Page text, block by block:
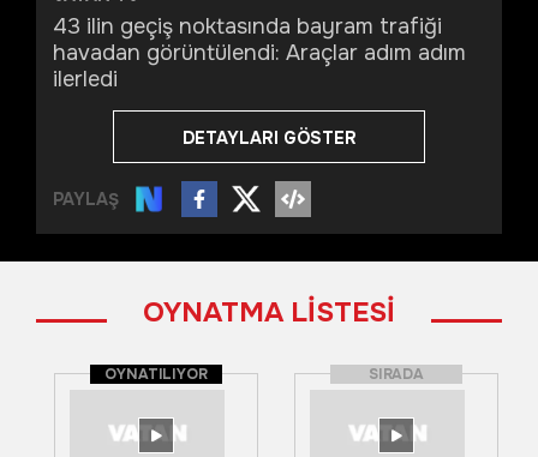
43 ilin geçiş noktasında bayram trafiği
havadan görüntülendi: Araçlar adım adım
ilerledi
DETAYLARI GÖSTER
PAYLAŞ
OYNATMA LİSTESİ
OYNATILIYOR SIRADA